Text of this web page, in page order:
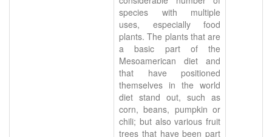
species with multiple
uses, especially food
plants. The plants that are
a basic part of the
Mesoamerican diet and
that have positioned
themselves in the world
diet stand out, such as
corn, beans, pumpkin or
chili; but also various fruit
trees that have been part